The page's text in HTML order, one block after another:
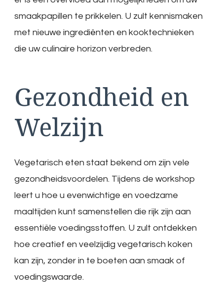
smaakpapillen te prikkelen. U zult kennismaken
met nieuwe ingrediënten en kooktechnieken
die uw culinaire horizon verbreden.
Gezondheid en
Welzijn
Vegetarisch eten staat bekend om zijn vele
gezondheidsvoordelen. Tijdens de workshop
leert u hoe u evenwichtige en voedzame
maaltijden kunt samenstellen die rijk zijn aan
essentiële voedingsstoffen. U zult ontdekken
hoe creatief en veelzijdig vegetarisch koken
kan zijn, zonder in te boeten aan smaak of
voedingswaarde.